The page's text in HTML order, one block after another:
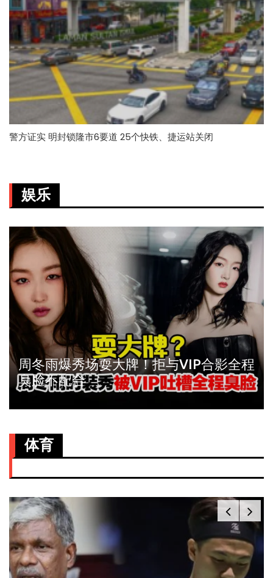
警方证实 明封锁隆市6要道 25个快铁、捷运站关闭
娱乐
周冬雨爆秀场耍大牌！拒与VIP合影全程
臭脸不配合
体育